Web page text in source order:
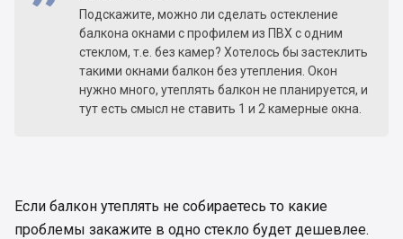
Подскажите, можно ли сделать остекление
балкона окнами с профилем из ПВХ с одним
стеклом, т.е. без камер? Хотелось бы застеклить
такими окнами балкон без утепления. Окон
нужно много, утеплять балкон не планируется, и
тут есть смысл не ставить 1 и 2 камерные окна.
Если балкон утеплять не собираетесь то какие
проблемы закажите в одно стекло будет дешевлее.